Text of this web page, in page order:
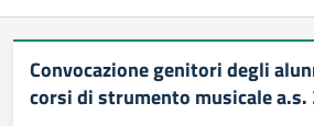
Convocazione genitori degli
corsi di strumento musicale